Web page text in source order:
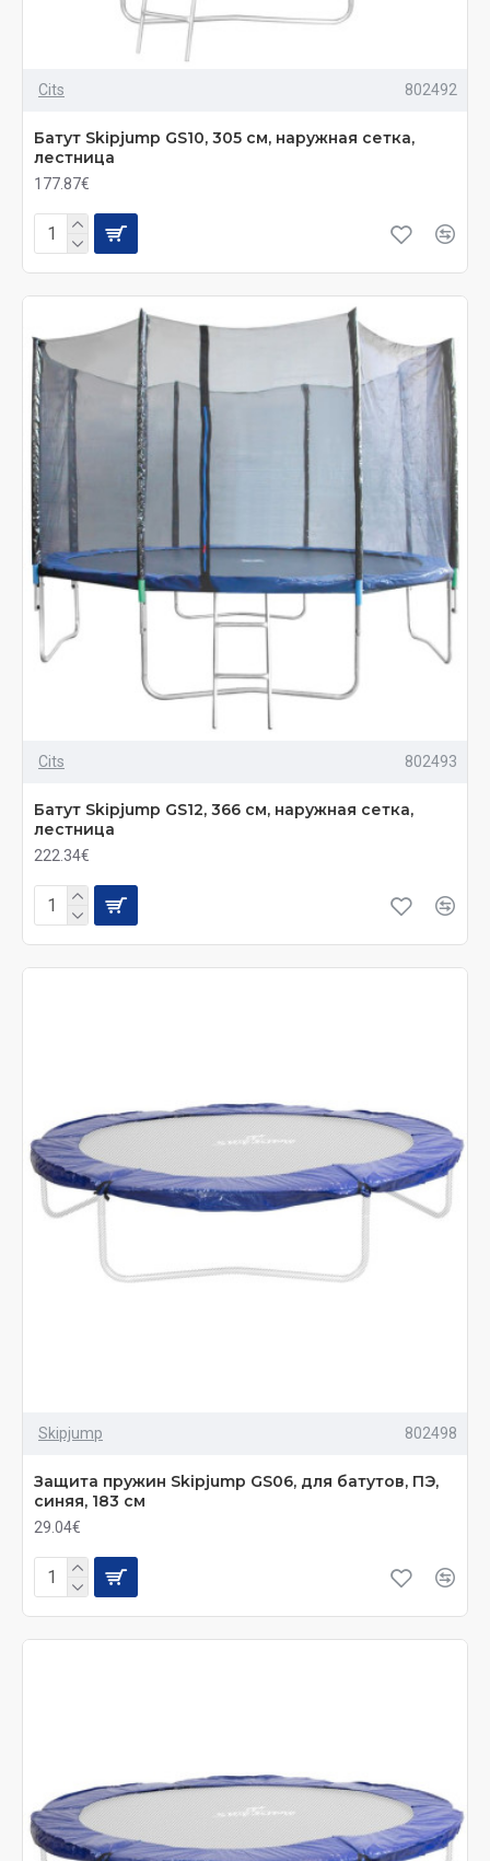
Cits 802492
Батут Skiрjumр GS10, 305 см, наружная сетка,
лестница
177.87€
Cits 802493
Батут Skiрjumр GS12, 366 см, наружная сетка,
лестница
222.34€
Skipjump 802498
Защита пружин Skiрjumр GS06, для батутов, ПЭ,
синяя, 183 см
29.04€